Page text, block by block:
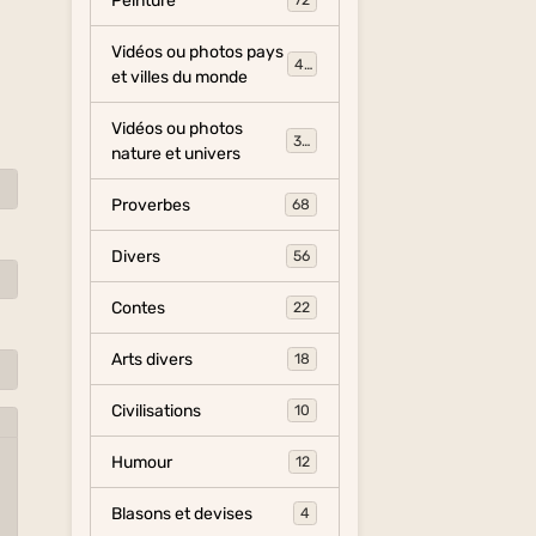
Vidéos ou photos pays
et villes du monde
454
Vidéos ou photos
nature et univers
325
Proverbes 68
Divers 56
Contes 22
Arts divers 18
Civilisations 10
Humour 12
Blasons et devises 4